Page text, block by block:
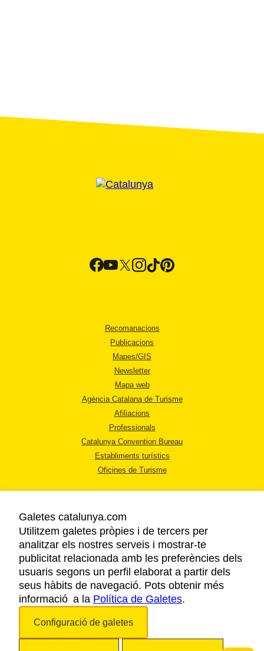
Recomanacions
Publicacions
Mapes/GIS
Newsletter
Mapa web
Agència Catalana de Turisme
Afiliacions
Professionals
Catalunya Convention Bureau
Establiments turístics
Oficines de Turisme
AVÍS LEGAL
POLÍTICA DE PRIVACITAT
COOKIES
ACCESSIBILITAT
Galetes catalunya.com
Utilitzem galetes pròpies i de tercers per
analitzar els nostres serveis i mostrar-te
publicitat relacionada amb les preferències dels
usuaris segons un perfil elaborat a partir dels
seus hàbits de navegació. Pots obtenir més
informació a la Política de Galetes.
Configuració de galetes